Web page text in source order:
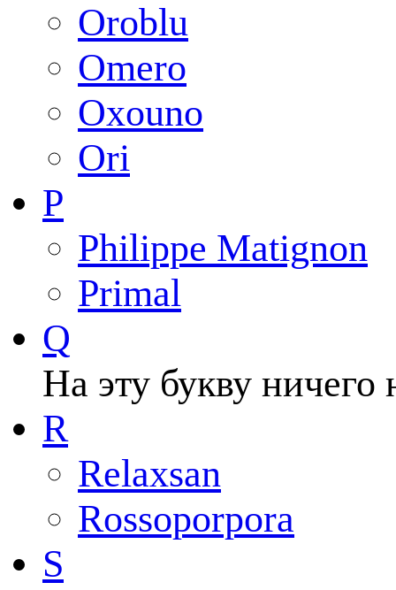
Oroblu
Omero
Oxouno
Ori
P
Philippe Matignon
Primal
Q
На эту букву ничего
R
Relaxsan
Rossoporpora
S